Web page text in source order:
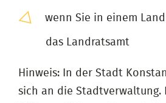
wenn Sie in einem
das Landratsamt
Hinweis: In der Stadt
sich an die Stadtverwaltung.